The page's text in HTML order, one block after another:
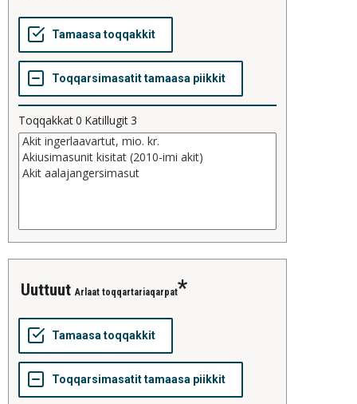
Toqqakkat0 Katillugit3
uuttuut Arlaat toqqartariaqarpat